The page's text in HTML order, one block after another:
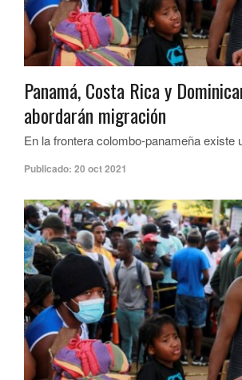
Panamá, Costa Rica y
abordarán migración
En la frontera colombo-panameña existe
Publicado: 20 oct 2021